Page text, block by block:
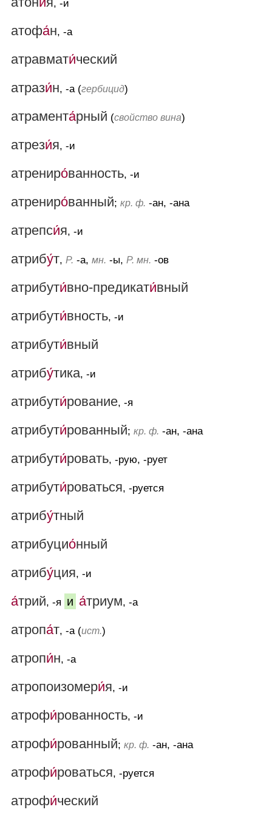
, -и
атофа́н, -а
атравмати́ческий
атрази́н, -а (гербицид)
атрамента́рный (свойство вина)
атрези́я, -и
атрениро́ванность, -и
атрениро́ванный; кр. ф. -ан, -ана
атрепси́я, -и
атрибу́т, Р. -а, мн. -ы, Р. мн. -ов
атрибути́вно-предикати́вный
атрибути́вность, -и
атрибути́вный
атрибу́тика, -и
атрибути́рование, -я
атрибути́рованный; кр. ф. -ан, -ана
атрибути́ровать, -рую, -рует
атрибути́роваться, -руется
атрибу́тный
атрибуцио́нный
атрибу́ция, -и
а́трий, -я и а́триум, -а
атропа́т, -а (ист.)
атропи́н, -а
атропоизомери́я, -и
атрофи́рованность, -и
атрофи́рованный; кр. ф. -ан, -ана
атрофи́роваться, -руется
атрофи́ческий